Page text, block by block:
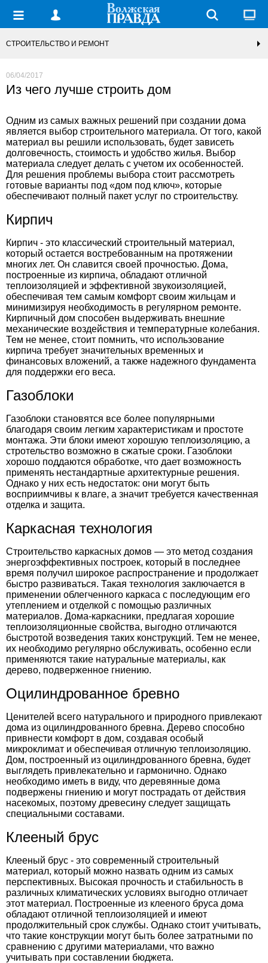
СТРОИТЕЛЬСТВО И РЕМОНТ
06/04/2017
Из чего лучше строить дом
Одним из самых важных решений при создании дома
является выбор строительного материала. От того, какой
материал вы решили использовать, будет зависеть
долговечность, стоимость и удобство жилья. Выбор
материала следует делать с учетом их особенностей.
Для решения проблемы выбора стоит рассмотреть
готовые варианты под «дом под ключ», которые
обеспечивают полный пакет услуг по строительству.
Кирпич
Кирпич - это классический строительный материал,
который остается востребованным на протяжении
многих лет. Он славится своей прочностью. Дома,
построенные из кирпича, обладают отличной
теплоизоляцией и эффективной звукоизоляцией,
обеспечивая тем самым комфорт своим жильцам и
минимизируя необходимость в регулярном ремонте.
Кирпичный дом способен выдерживать внешние
механические воздействия и температурные колебания.
Тем не менее, стоит помнить, что использование
кирпича требует значительных временных и
финансовых вложений, а также надежного фундамента
для поддержки его веса.
Газоблоки
Газоблоки становятся все более популярными
благодаря своим легким характеристикам и простоте
монтажа. Эти блоки имеют хорошую теплоизоляцию, а
стротельство возможно в сжатые сроки. Газоблоки
хорошо поддаются обработке, что дает возможность
применять нестандартные архитектурные решения.
Однако у них есть недостаток: они могут быть
восприимчивы к влаге, а значит требуется качественная
отделка и защита.
Каркасная технология
Строительство каркасных домов — это метод создания
энергоэффективных построек, который в последнее
время получил широкое распространение и продолжает
быстро развиваться. Такая технология заключается в
применении облегченного каркаса с последующим его
утеплением и отделкой с помощью различных
материалов. Дома-каркасники, предлагая хорошие
теплоизоляционные свойства, выгодно отличаются
быстротой возведения таких конструкций. Тем не менее,
их необходимо регулярно обслуживать, особенно если
применяются такие натуральные материалы, как
дерево, подверженное гниению.
Оцилиндрованное бревно
Ценителей всего натурального и природного привлекают
дома из оцилиндрованного бревна. Дерево способно
привнести комфорт в дом, создавая особый
микроклимат и обеспечивая отличную теплоизоляцию.
Дом, построенный из оцилиндрованного бревна, будет
выглядеть привлекательно и гармонично. Однако
необходимо иметь в виду, что деревянные дома
подвержены гниению и могут пострадать от действия
насекомых, поэтому древесину следует защищать
специальными составами.
Клееный брус
Клееный брус - это современный строительный
материал, который можно назвать одним из самых
перспективных. Высокая прочность и стабильность в
различных климатических условиях выгодно отличает
этот материал. Построенные из клееного бруса дома
обладают отличной теплоизоляцией и имеют
продолжительный срок службы. Однако стоит учитывать,
что такие конструкции могут быть более затратными по
сравнению с другими материалами, что важно
учитывать при составлении бюджета.